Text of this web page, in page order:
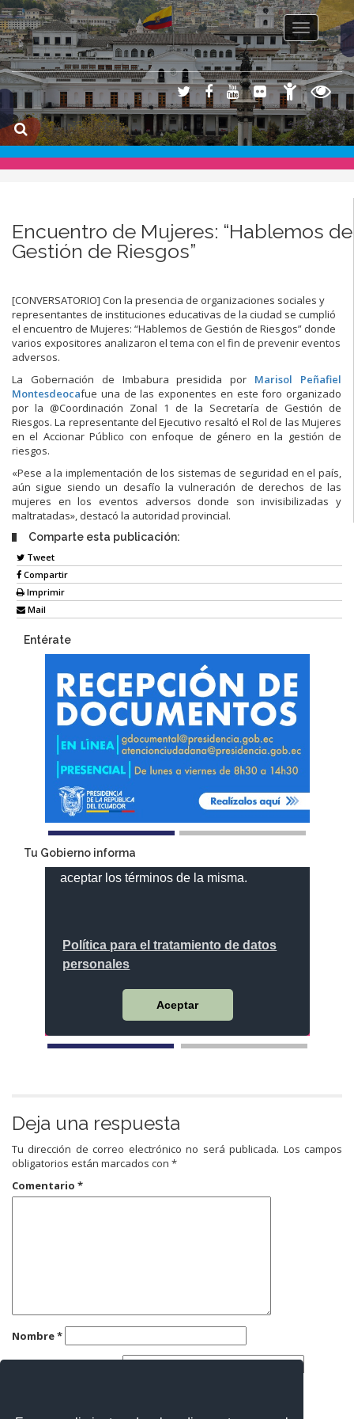
Toggle
Encuentro de Mujeres: “Hablemos de
Gestión de Riesgos”
[CONVERSATORIO] Con la presencia de organizaciones sociales y
representantes de instituciones educativas de la ciudad se cumplió
el encuentro de Mujeres: “Hablemos de Gestión de Riesgos” donde
varios expositores analizaron el tema con el fin de prevenir eventos
adversos.
La Gobernación de Imbabura presidida por Marisol Peñafiel
Montesdeocafue una de las exponentes en este foro organizado
por la @Coordinación Zonal 1 de la Secretaría de Gestión de
Riesgos. La representante del Ejecutivo resaltó el Rol de las Mujeres
en el Accionar Público con enfoque de género en la gestión de
riesgos.
«Pese a la implementación de los sistemas de seguridad en el país,
aún sigue siendo un desafío la vulneración de derechos de las
mujeres en los eventos adversos donde son invisibilizadas y
maltratadas», destacó la autoridad provincial.
Comparte esta publicación:
Tweet
Compartir
Imprimir
Mail
Entérate
Tu Gobierno informa
Deja una respuesta
Tu dirección de correo electrónico no será publicada. Los campos
obligatorios están marcados con *
Comentario *
Nombre*
Correo electrónico*